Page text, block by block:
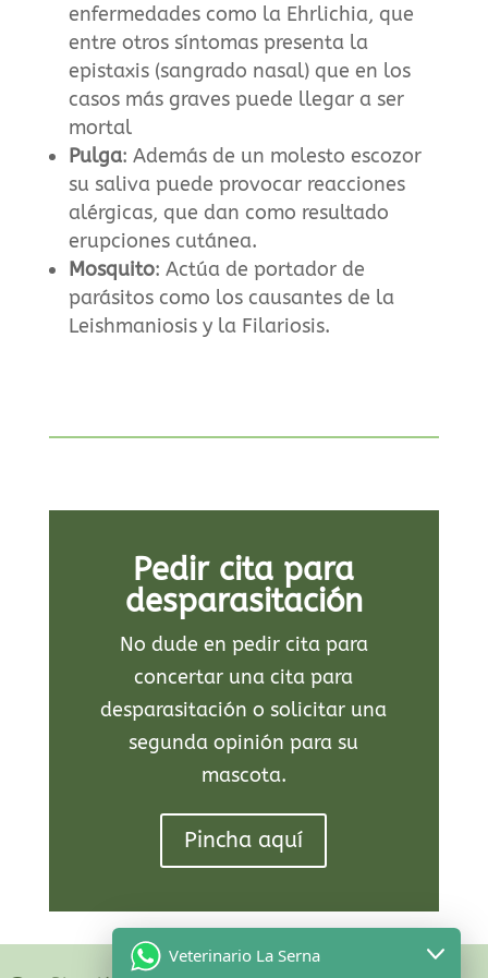
enfermedades como la Ehrlichia, que
entre otros síntomas presenta la
epistaxis (sangrado nasal) que en los
casos más graves puede llegar a ser
mortal
Pulga: Además de un molesto escozor
su saliva puede provocar reacciones
alérgicas, que dan como resultado
erupciones cutánea.
Mosquito: Actúa de portador de
parásitos como los causantes de la
Leishmaniosis y la Filariosis.
Pedir cita para
desparasitación
No dude en pedir cita para
concertar una cita para
desparasitación o solicitar una
segunda opinión para su
mascota.
Pincha aquí
Veterinario La Serna